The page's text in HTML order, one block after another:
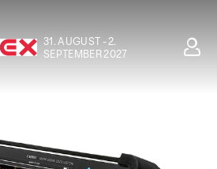
31. AUGUST - 2.
SEPTEMBER 2027